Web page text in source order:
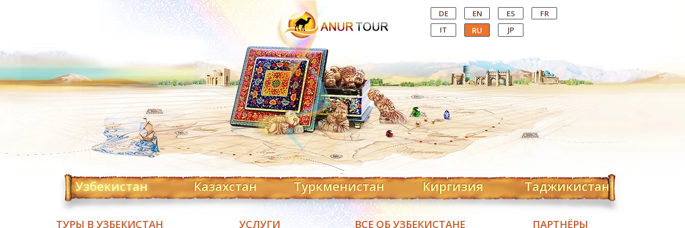
Central Asian Tour Operator DE EN ES
FR
IT
RU JP
Узбекистан Казахстан Туркменистан Киргизия Таджикистан
ТУРЫ В УЗБЕКИСТАН УСЛУГИ ВСЕ ОБ УЗБЕКИСТАНЕ ПАРТНЁРЫ